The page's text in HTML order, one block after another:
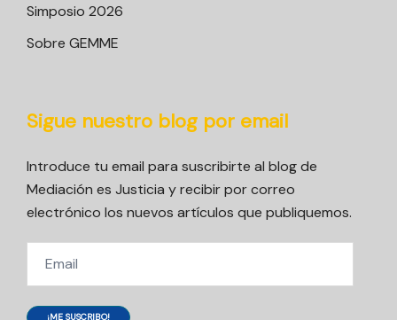
Simposio 2026
Sobre GEMME
Sigue nuestro blog por email
Introduce tu email para suscribirte al blog de
Mediación es Justicia y recibir por correo
electrónico los nuevos artículos que publiquemos.
¡ME SUSCRIBO!